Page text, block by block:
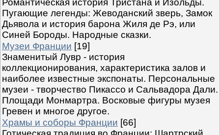
Романтическая история Тристана и Изольды.
Пугающие легенды: Жеводанский зверь, Замок
Дьявола и история барона Жиля де Рэ, или
Синей Бороды. Народные сказки.
Музеи Франции [19]
Знаменитый Лувр - история
коллекционирования, характеристика залов и
наиболее известные экспонаты. Персональные
музеи - творчество Пикассо и Сальвадора Дали.
Площади Монмартра. Восковые фигуры музея
Гревен и многое другое.
Храмы и соборы Франции [66]